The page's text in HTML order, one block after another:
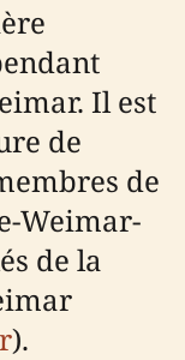
Il est
de
de
Weimar-
de la
).